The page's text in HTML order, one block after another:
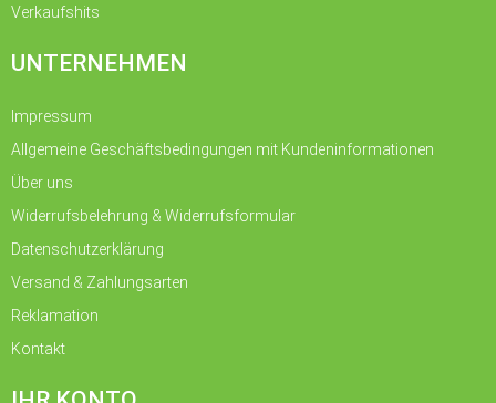
Verkaufshits
UNTERNEHMEN
Impressum
Allgemeine Geschäftsbedingungen mit Kundeninformationen
Über uns
Widerrufsbelehrung & Widerrufsformular
Datenschutzerklärung
Versand & Zahlungsarten
Reklamation
Kontakt